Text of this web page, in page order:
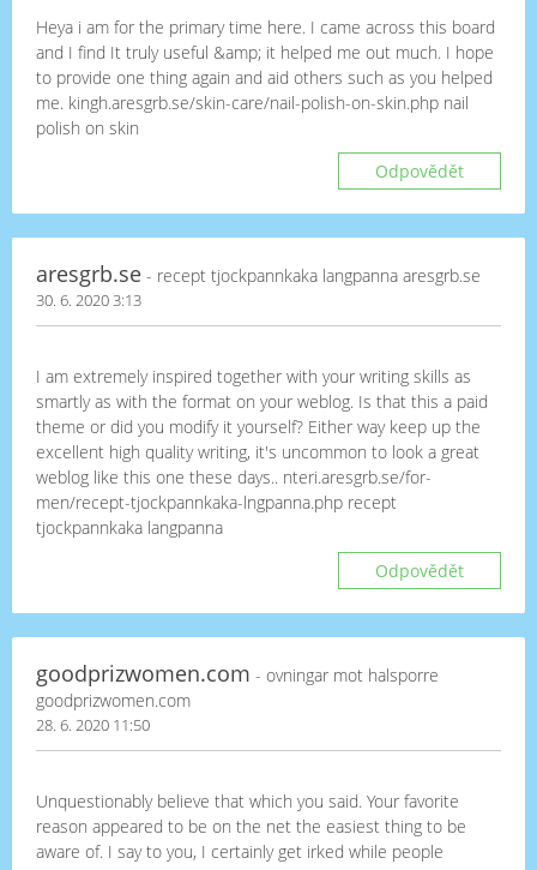
Heya i am for the primary time here. I came across this board
and I find It truly useful &amp; it helped me out much. I hope
to provide one thing again and aid others such as you helped
me. kingh.aresgrb.se/skin-care/nail-polish-on-skin.php nail
polish on skin
Odpovědět
aresgrb.se - recept tjockpannkaka langpanna aresgrb.se
30. 6. 2020 3:13
I am extremely inspired together with your writing skills as
smartly as with the format on your weblog. Is that this a paid
theme or did you modify it yourself? Either way keep up the
excellent high quality writing, it's uncommon to look a great
weblog like this one these days.. nteri.aresgrb.se/for-
men/recept-tjockpannkaka-lngpanna.php recept
tjockpannkaka langpanna
Odpovědět
goodprizwomen.com - ovningar mot halsporre
goodprizwomen.com
28. 6. 2020 11:50
Unquestionably believe that which you said. Your favorite
reason appeared to be on the net the easiest thing to be
aware of. I say to you, I certainly get irked while people